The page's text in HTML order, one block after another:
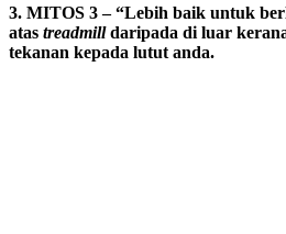
3. MITOS 3 – “Lebih baik untuk
atas treadmilldaripada di luar
tekanan kepada lutut anda.